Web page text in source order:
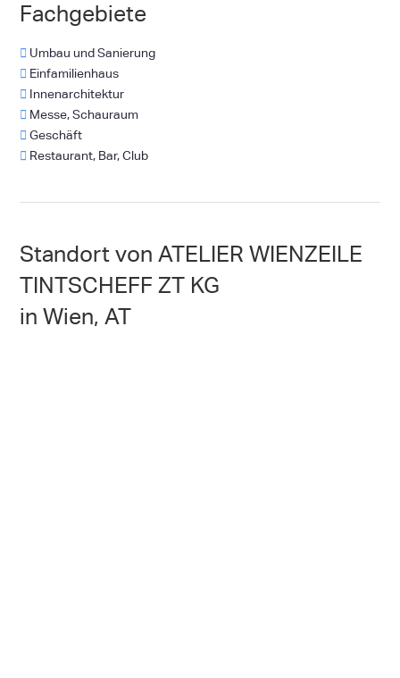
Fachgebiete
Umbau und Sanierung
Einfamilienhaus
Innenarchitektur
Messe, Schauraum
Geschäft
Restaurant, Bar, Club
Standort von ATELIER WIENZEILE
TINTSCHEFF ZT KG
in Wien, AT